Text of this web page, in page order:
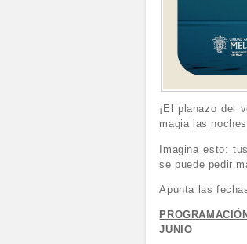
¡El planazo del
magia las
Imagina esto:
se puede pedir
Apunta las
JUNIO